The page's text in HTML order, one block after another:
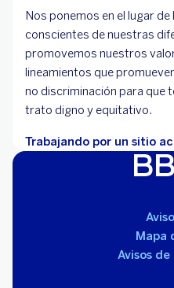
Nos ponemos en el lugar
conscientes de nuestras
promovemos nuestros
lineamientos que
no discriminación para que
trato digno y equitativo.
Trabajando por un sitio
Mapa
Avisos